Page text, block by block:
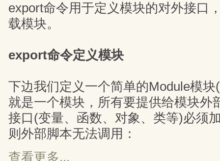
export命令用于定义模块的对外接口
载模块。
export命令定义模块
下边我们定义一个简单的Module模
就是一个模块，所有要提供给模块外
接口(变量、函数、对象、类等)必须
则外部脚本无法调用：
查看更多...